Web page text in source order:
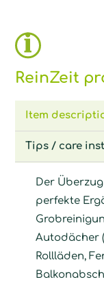
ReinZeit
Item
Tips / care
Der
perfekte
Autodächer
Rollläden,